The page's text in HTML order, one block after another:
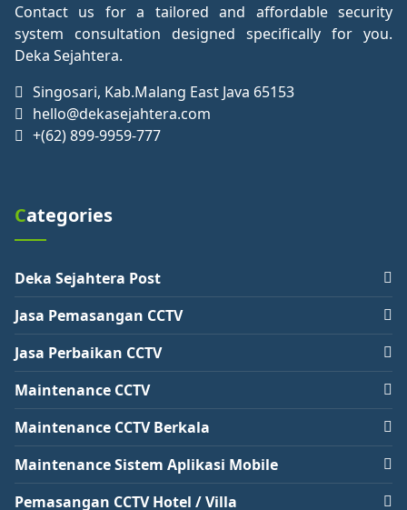
Contact us for a tailored and affordable security
system consultation designed specifically for you.
Deka Sejahtera.
Singosari, Kab.Malang East Java 65153
hello@dekasejahtera.com
+(62) 899-9959-777
Categories
Deka Sejahtera Post
Jasa Pemasangan CCTV
Jasa Perbaikan CCTV
Maintenance CCTV
Maintenance CCTV Berkala
Maintenance Sistem Aplikasi Mobile
Pemasangan CCTV Hotel / Villa